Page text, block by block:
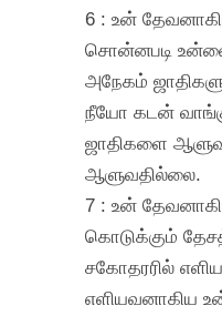
6 : உன்
சொன்னபடி
அநேகம்
நீயோ கடன்
ஜாதிகளை
ஆளுவதில்லை.
7 : உன்
கொடுக்கும்
சகோதரரில்
எளியவனாகிய